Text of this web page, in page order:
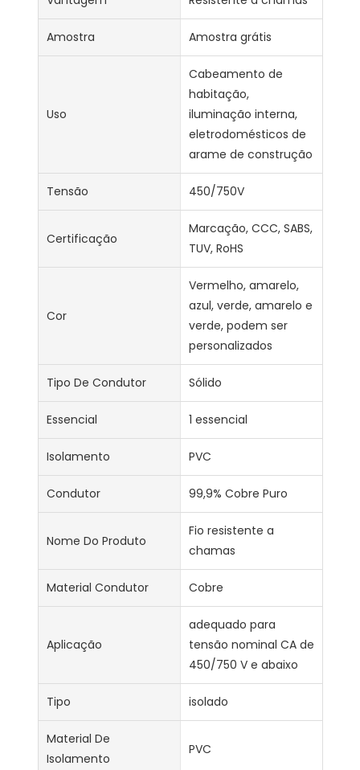
Amostra Amostra grátis
Uso
Cabeamento de
habitação,
iluminação interna,
eletrodomésticos de
arame de construção
Tensão 450/750V
Certificação
Marcação, CCC, SABS,
TUV, RoHS
Cor
Vermelho, amarelo,
azul, verde, amarelo e
verde, podem ser
personalizados
Tipo De Condutor Sólido
Essencial 1 essencial
Isolamento PVC
Condutor 99,9% Cobre Puro
Nome Do Produto
Fio resistente a
chamas
Material Condutor Cobre
Aplicação
adequado para
tensão nominal CA de
450/750 V e abaixo
Tipo isolado
Material De
Isolamento
PVC